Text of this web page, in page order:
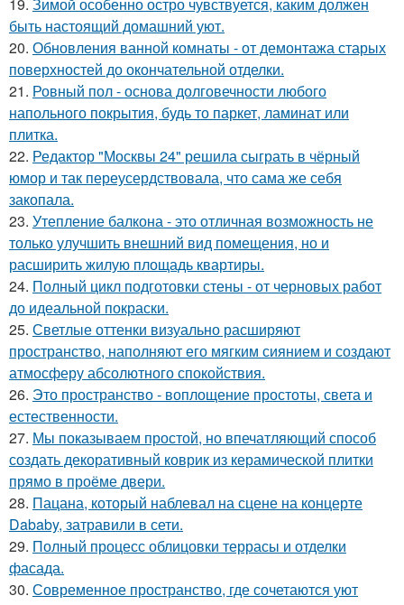
19. Зимой особенно остро чувствуется, каким должен
быть настоящий домашний уют.
20. Обновления ванной комнаты - от демонтажа старых
поверхностей до окончательной отделки.
21. Ровный пол - основа долговечности любого
напольного покрытия, будь то паркет, ламинат или
плитка.
22. Редактор "Москвы 24" решила сыграть в чёрный
юмор и так переусердствовала, что сама же себя
закопала.
23. Утепление балкона - это отличная возможность не
только улучшить внешний вид помещения, но и
расширить жилую площадь квартиры.
24. Полный цикл подготовки стены - от черновых работ
до идеальной покраски.
25. Светлые оттенки визуально расширяют
пространство, наполняют его мягким сиянием и создают
атмосферу абсолютного спокойствия.
26. Это пространство - воплощение простоты, света и
естественности.
27. Мы показываем простой, но впечатляющий способ
создать декоративный коврик из керамической плитки
прямо в проёме двери.
28. Пацана, который наблевал на сцене на концерте
Dababy, затравили в сети.
29. Полный процесс облицовки террасы и отделки
фасада.
30. Современное пространство, где сочетаются уют